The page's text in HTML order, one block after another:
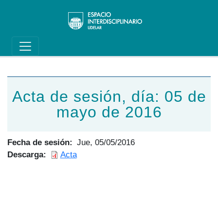
Main navigation
Acta de sesión, día: 05 de
mayo de 2016
Fecha de sesión
Jue, 05/05/2016
Descarga
Acta